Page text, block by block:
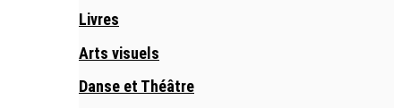
Livres
Arts visuels
Danse et Théâtre